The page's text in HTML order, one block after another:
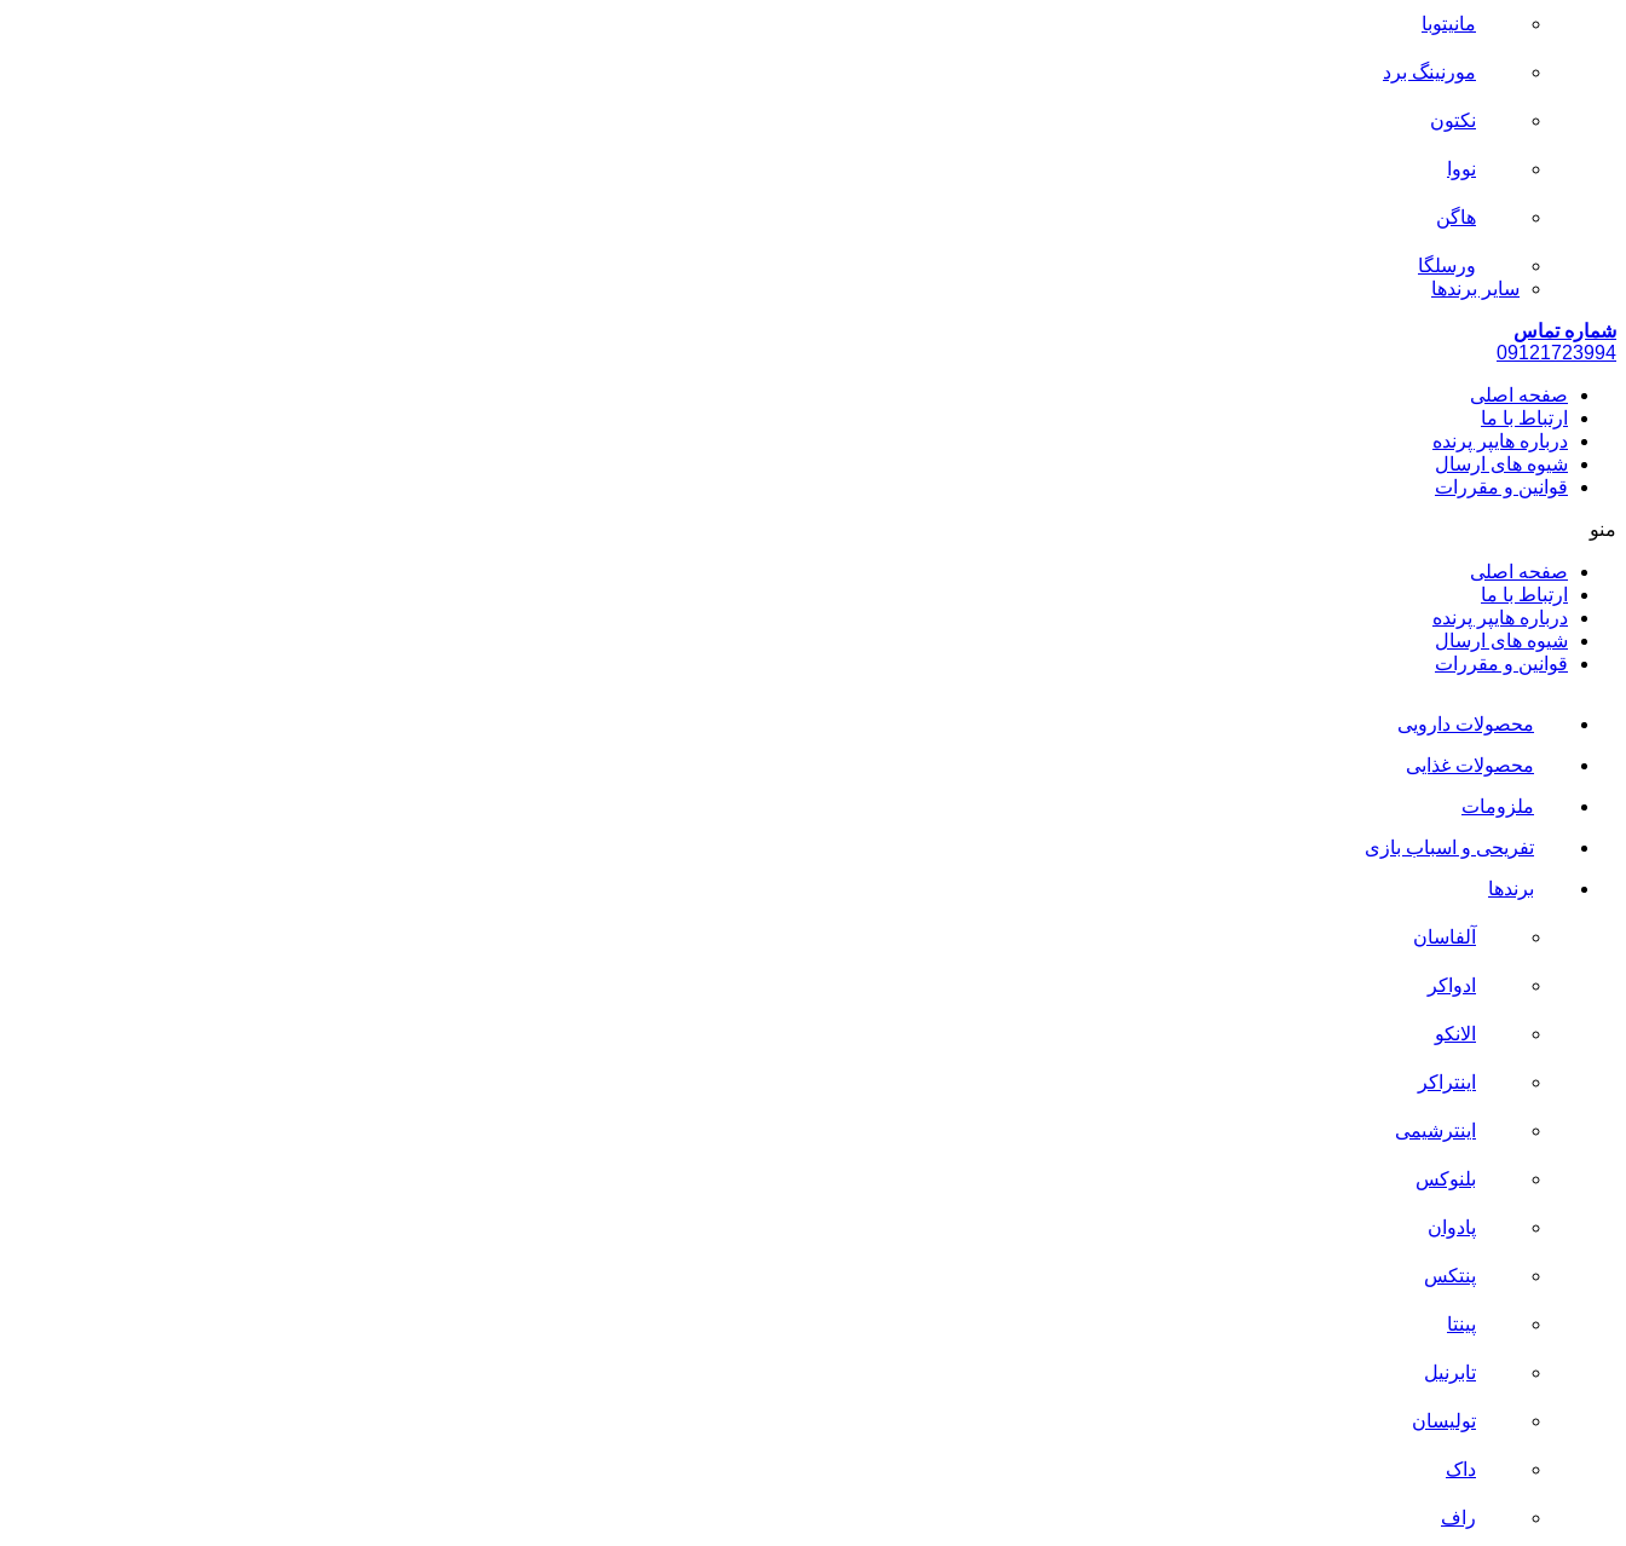
مانیتوبا
مورنینگ برد
نکتون
نووا
هاگن
ورسلگا
سایر برند‌ها
شماره تماس
09121723994
صفحه اصلی
ارتباط با ما
درباره هایپر پرنده
شیوه های ارسال
قوانین و مقررات
منو
صفحه اصلی
ارتباط با ما
درباره هایپر پرنده
شیوه های ارسال
قوانین و مقررات
محصولات دارویی
محصولات غذایی
ملزومات
تفریحی و اسباب بازی
برندها
آلفاسان
ادواکر
الانکو
اینتراکر
اینترشیمی
بلنوکس
پادوان
پنتکس
پینتا
تابرنیل
تولیسان
داک
راف